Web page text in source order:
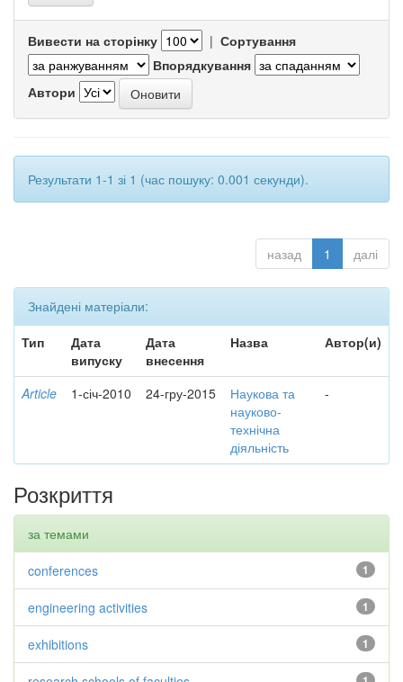
Вивести на сторінку | Сортування
Впорядкування
Автори
Результати 1-1 зі 1 (час пошуку: 0.001 секунди).
назад 1 далі
Знайдені матеріали:
Тип
Дата
випуску
Дата
внесення
Назва Автор(и)
Article 1-січ-2010 24-гру-2015
Наукова та
науково-
технічна
діяльність
-
Розкриття
за темами
1
conferences
1
engineering activities
1
exhibitions